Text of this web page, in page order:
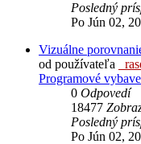
Posledný
Po Jún 02,
Vizuálne
od používateľa
Programové
0 Odpovedí
18477
Posledný
Po Jún 02,